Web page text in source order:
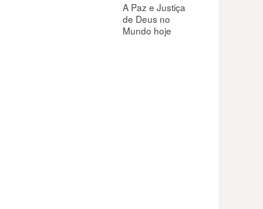
A Paz e Justiça
de Deus no
Mundo hoje